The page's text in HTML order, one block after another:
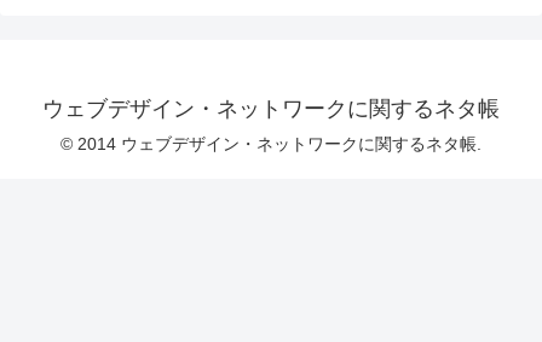
ウェブデザイン・ネットワークに関するネタ帳
© 2014 ウェブデザイン・ネットワークに関するネタ帳.